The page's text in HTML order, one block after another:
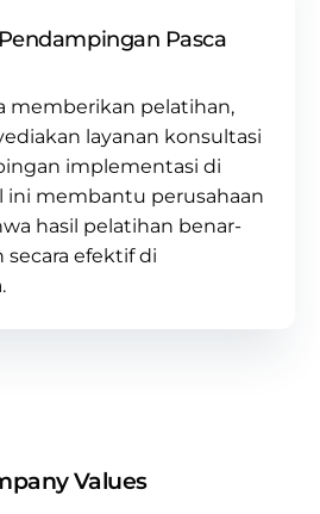
Pasca
memberikan pelatihan,
layanan konsultasi
implementasi di
ini membantu perusahaan
hasil pelatihan benar-
secara efektif di
Values